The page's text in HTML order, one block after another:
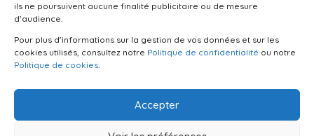
ils ne poursuivent aucune finalité publicitaire ou de mesure
d’audience.
Pour plus d’informations sur la gestion de vos données et sur les
cookies utilisés, consultez notre Politique de confidentialité ou notre
Politique de cookies.
Accepter
-Politique de confidentialité